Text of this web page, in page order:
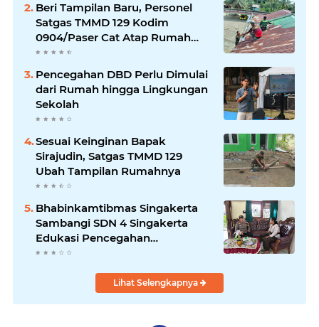
Beri Tampilan Baru, Personel
Satgas TMMD 129 Kodim
0904/Paser Cat Atap Rumah
Marbot
Pencegahan DBD Perlu Dimulai
dari Rumah hingga Lingkungan
Sekolah
Sesuai Keinginan Bapak
Sirajudin, Satgas TMMD 129
Ubah Tampilan Rumahnya
Bhabinkamtibmas Singakerta
Sambangi SDN 4 Singakerta
Edukasi Pencegahan
Penculikan Anak
Lihat Selengkapnya